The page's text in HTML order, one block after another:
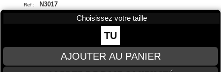
Ref : N3017
Choisissez votre taille
TU